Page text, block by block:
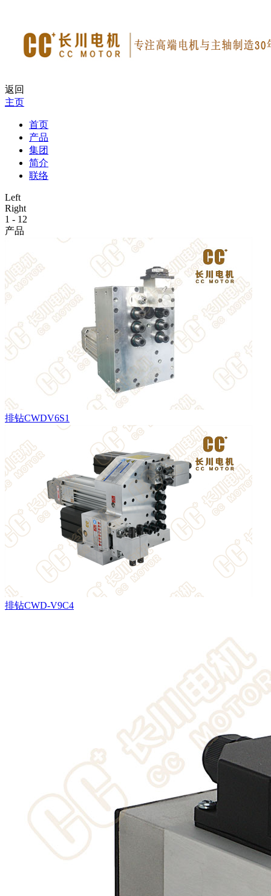
返回
主页
首页
产品
集团
简介
联络
Left
Right
1 - 12
产品
排钻CWDV6S1
排钻CWD-V9C4